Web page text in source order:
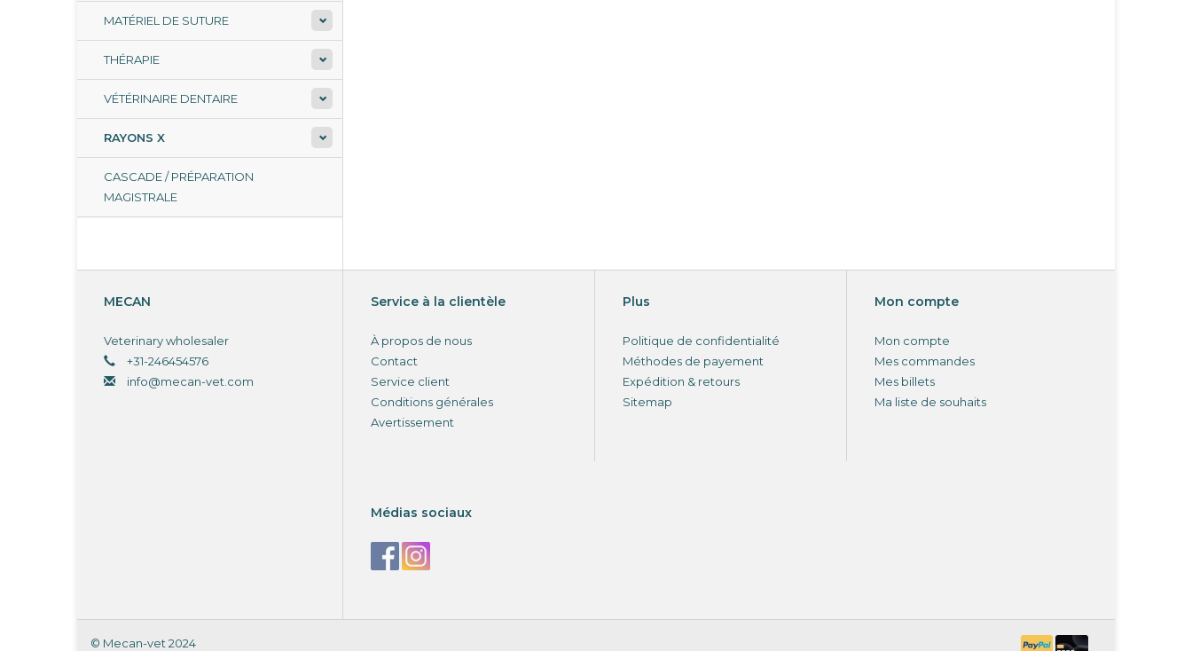
MATÉRIEL DE SUTURE
THÉRAPIE
VÉTÉRINAIRE DENTAIRE
RAYONS X
CASCADE / PRÉPARATION
MAGISTRALE
MECAN
Veterinary wholesaler
+31-246454576
info@mecan-vet.com
Service à la clientèle
À propos de nous
Contact
Service client
Conditions générales
Avertissement
Plus
Politique de confidentialité
Méthodes de payement
Expédition & retours
Sitemap
Mon compte
Mon compte
Mes commandes
Mes billets
Ma liste de souhaits
Médias sociaux